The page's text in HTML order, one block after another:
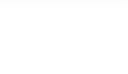
kullanılacaktır.
ilişkin detaylı bilgi için Ayarlar